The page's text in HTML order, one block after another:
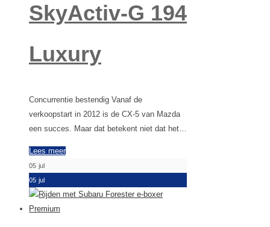
SkyActiv-G 194
Luxury
Concurrentie bestendig Vanaf de
verkoopstart in 2012 is de CX-5 van Mazda
een succes. Maar dat betekent niet dat het…
Lees meer
05 jul
05 jul